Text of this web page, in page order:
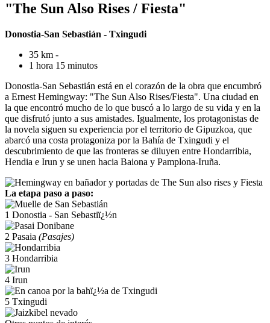
"The Sun Also Rises / Fiesta"
Donostia-San Sebastián - Txingudi
35 km -
1 hora 15 minutos
Donostia-San Sebastián está en el corazón de la obra que encumbró
a Ernest Hemingway: "The Sun Also Rises/Fiesta". Una ciudad en
la que encontró mucho de lo que buscó a lo largo de su vida y en la
que disfrutó junto a sus amistades. Igualmente, los protagonistas de
la novela siguen su experiencia por el territorio de Gipuzkoa, que
abarcó una costa protagoniza por la Bahía de Txingudi y el
descubrimiento de que las fronteras se diluyen entre Hondarribia,
Hendia e Irun y se unen hacia Baiona y Pamplona-Iruña.
La etapa paso a paso:
1 Donostia - San Sebastiï¿½n
2 Pasaia (Pasajes)
3 Hondarribia
4 Irun
5 Txingudi